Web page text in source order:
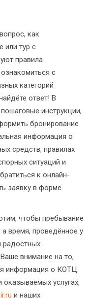
как
или тур с
правила
с
категорий
ответ! В
инструкции,
бронирование
информация о
средств, правилах
ситуаций и
к онлайн-
заявку в форме
чтобы пребывание
время, проведённое у
радостных
внимание на то,
информация о КОТЦ
услугах,
и наших